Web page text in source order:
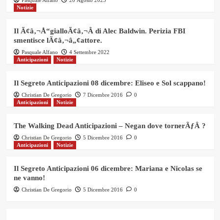
Notizie
Il Ã¢â‚¬Å“gialloÃ¢â‚¬Â di Alec Baldwin. Perizia FBI
smentisce lÃ¢â‚¬â„¢attore.
Pasquale Alfano
4 Settembre 2022
Anticipazioni
Notizie
Il Segreto Anticipazioni 08 dicembre: Eliseo e Sol scappano!
Christian De Gregorio 7 Dicembre 2016
0
Anticipazioni
Notizie
The Walking Dead Anticipazioni – Negan dove tornerÃƒÂ ?
Christian De Gregorio 5 Dicembre 2016
0
Anticipazioni
Notizie
Il Segreto Anticipazioni 06 dicembre: Mariana e Nicolas se
ne vanno!
Christian De Gregorio 5 Dicembre 2016 0